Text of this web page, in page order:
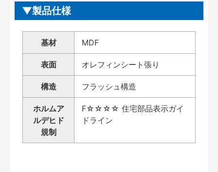
製品仕様
基材 MDF
表面 オレフィンシート張り
構造 フラッシュ構造
ホルムア
ルデヒド
規制
F☆☆☆☆ 住宅部品表示ガイ
ドライン